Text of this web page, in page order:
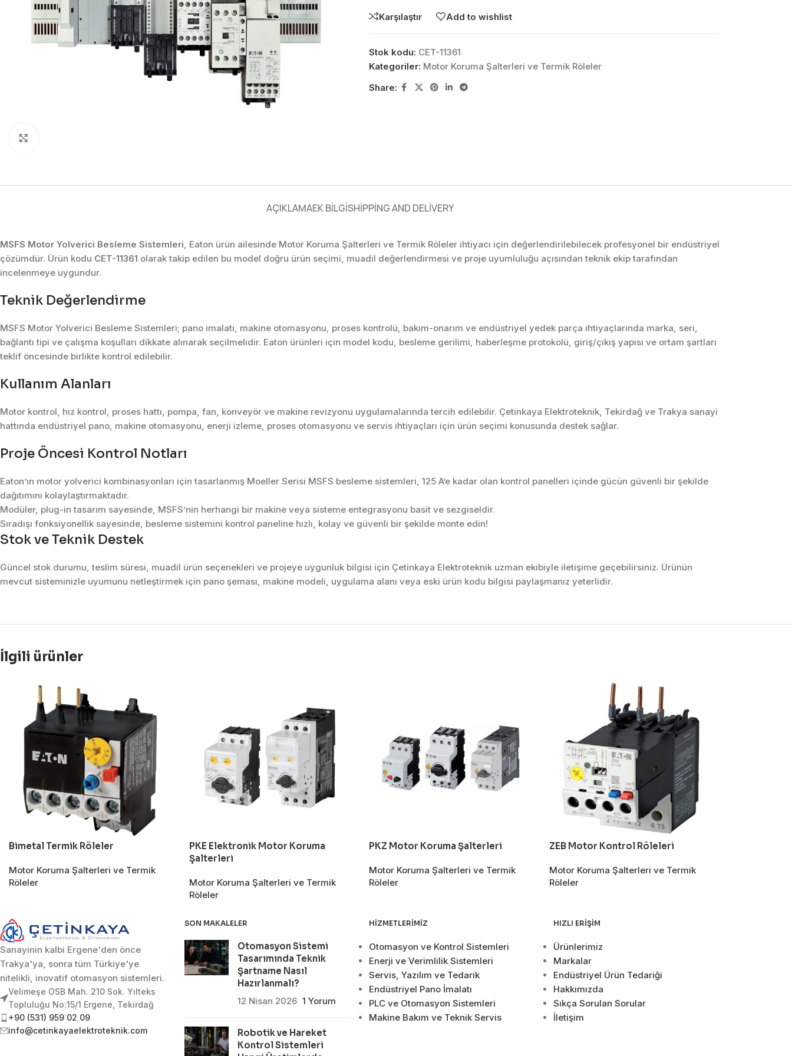
Makine Otomasyonu
Proses Otomasyonu
Robotik ve Hareket
Karşılaştır Add to wishlist
Stok kodu: CET-11361
Kategoriler: Motor Koruma Şalterleri ve Termik Röleler
Share:
AÇIKLAMAEK BILGISHIPPING AND DELIVERY
MSFS Motor Yolverici Besleme Sistemleri, Eaton ürün ailesinde Motor Koruma Şalterleri ve Termik Röleler ihtiyacı için değerlendirilebilecek profesyonel bir endüstriyel
çözümdür. Ürün kodu CET-11361 olarak takip edilen bu model doğru ürün seçimi, muadil değerlendirmesi ve proje uyumluluğu açısından teknik ekip tarafından
incelenmeye uygundur.
Teknik Değerlendirme
MSFS Motor Yolverici Besleme Sistemleri; pano imalatı, makine otomasyonu, proses kontrolü, bakım-onarım ve endüstriyel yedek parça ihtiyaçlarında marka, seri,
bağlantı tipi ve çalışma koşulları dikkate alınarak seçilmelidir. Eaton ürünleri için model kodu, besleme gerilimi, haberleşme protokolü, giriş/çıkış yapısı ve ortam şartları
teklif öncesinde birlikte kontrol edilebilir.
Kullanım Alanları
Motor kontrol, hız kontrol, proses hattı, pompa, fan, konveyör ve makine revizyonu uygulamalarında tercih edilebilir. Çetinkaya Elektroteknik, Tekirdağ ve Trakya sanayi
hattında endüstriyel pano, makine otomasyonu, enerji izleme, proses otomasyonu ve servis ihtiyaçları için ürün seçimi konusunda destek sağlar.
Proje Öncesi Kontrol Notları
Eaton’ın motor yolverici kombinasyonları için tasarlanmış Moeller Serisi MSFS besleme sistemleri, 125 A’e kadar olan kontrol panelleri içinde gücün güvenli bir şekilde
dağıtımını kolaylaştırmaktadır.
Modüler, plug-in tasarım sayesinde, MSFS’nin herhangi bir makine veya sisteme entegrasyonu basit ve sezgiseldir.
Sıradışı fonksiyonellik sayesinde, besleme sistemini kontrol paneline hızlı, kolay ve güvenli bir şekilde monte edin!
Stok ve Teknik Destek
Güncel stok durumu, teslim süresi, muadil ürün seçenekleri ve projeye uygunluk bilgisi için Çetinkaya Elektroteknik uzman ekibiyle iletişime geçebilirsiniz. Ürünün
mevcut sisteminizle uyumunu netleştirmek için pano şeması, makine modeli, uygulama alanı veya eski ürün kodu bilgisi paylaşmanız yeterlidir.
İlgili ürünler
Bimetal Termik Röleler
Motor Koruma Şalterleri ve Termik
Röleler
PKE Elektronik Motor Koruma
Şalterleri
Motor Koruma Şalterleri ve Termik
Röleler
PKZ Motor Koruma Şalterleri
Motor Koruma Şalterleri ve Termik
Röleler
ZEB Motor Kontrol Röleleri
Motor Koruma Şalterleri ve Termik
Röleler
Sanayinin kalbi Ergene'den önce
Trakya'ya, sonra tüm Türkiye'ye
nitelikli, inovatif otomasyon sistemleri.
Velimeşe OSB Mah. 210 Sok. Yılteks
Topluluğu No:15/1 Ergene, Tekirdağ
+90 (531) 959 02 09
info@cetinkayaelektroteknik.com
SON MAKALELER
Otomasyon Sistemi
Tasarımında Teknik
Şartname Nasıl
Hazırlanmalı?
12 Nisan 2026 1 Yorum
Robotik ve Hareket
Kontrol Sistemleri
HIZMETLERIMIZ
Otomasyon ve Kontrol Sistemleri
Enerji ve Verimlilik Sistemleri
Servis, Yazılım ve Tedarik
Endüstriyel Pano İmalatı
PLC ve Otomasyon Sistemleri
Makine Bakım ve Teknik Servis
HIZLI ERIŞIM
Ürünlerimiz
Markalar
Endüstriyel Ürün Tedariği
Hakkımızda
Sıkça Sorulan Sorular
İletişim